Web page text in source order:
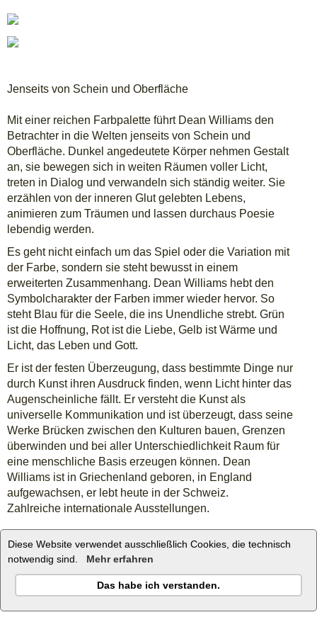
Jenseits von Schein und Oberfläche
Mit einer reichen Farbpalette führt Dean Williams den
Betrachter in die Welten jenseits von Schein und
Oberfläche. Dunkel angedeutete Körper nehmen Gestalt
an, sie bewegen sich in weiten Räumen voller Licht,
treten in Dialog und verwandeln sich ständig weiter. Sie
erzählen von der inneren Glut gelebten Lebens,
animieren zum Träumen und lassen durchaus Poesie
lebendig werden.
Es geht nicht einfach um das Spiel oder die Variation mit
der Farbe, sondern sie steht bewusst in einem
erweiterten Zusammenhang. Dean Williams hebt den
Symbolcharakter der Farben immer wieder hervor. So
steht Blau für die Seele, die ins Unendliche strebt. Grün
ist die Hoffnung, Rot ist die Liebe, Gelb ist Wärme und
Licht, das Leben und Gott.
Er ist der festen Überzeugung, dass bestimmte Dinge nur
durch Kunst ihren Ausdruck finden, wenn Licht hinter das
Augenscheinliche fällt. Er versteht die Kunst als
universelle Kommunikation und ist überzeugt, dass seine
Werke Brücken zwischen den Kulturen bauen, Grenzen
überwinden und bei aller Unterschiedlichkeit Raum für
eine menschliche Basis erzeugen können. Dean
Williams ist in Griechenland geboren, in England
aufgewachsen, er lebt heute in der Schweiz.
Zahlreiche internationale Ausstellungen.
zur homepage von Dean Williams
Diese Website verwendet ausschließlich Cookies, die technisch
notwendig sind. Mehr erfahren
Das habe ich verstanden.